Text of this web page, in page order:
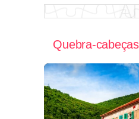
Quebra-